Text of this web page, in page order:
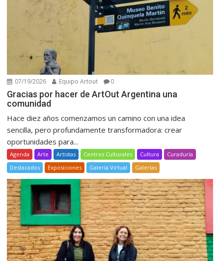
07/19/2026 Equipo Artout 0
Gracias por hacer de ArtOut Argentina una
comunidad
Hace diez años comenzamos un camino con una idea
sencilla, pero profundamente transformadora: crear
oportunidades para...
Agenda Arte Artistas Centros Culturales Cultura
Curaduría
Destacados
Exposiciones Galería Virtual Galerías